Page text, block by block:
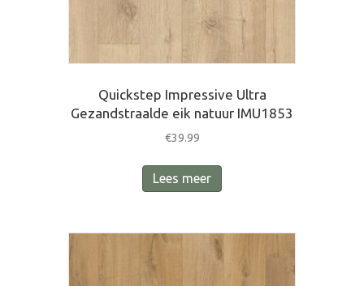
Quickstep Impressive Ultra
Gezandstraalde eik natuur IMU1853
€39.99
Lees meer